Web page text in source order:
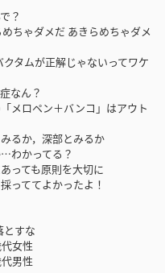
？
ちゃダメだ あきらめちゃダメ
タムが正解じゃないってワケ
なん？
メロペン＋バンコ」はアウト
るか，深部とみるか
わかってる？
っても原則を大切に
っててよかったよ！
すな
女性
男性